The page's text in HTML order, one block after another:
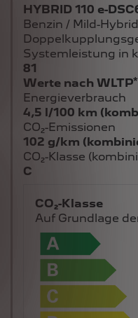
Benzin / Mild-Hybrid
Systemleistung in
81
Werte nach WLTP
Energieverbrauch
4,5 l/100 km
CO₂-Emissionen
102 g/km
CO₂-Klasse
C
Auf Grundlage